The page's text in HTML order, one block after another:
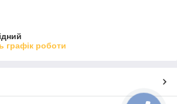
графік роботи